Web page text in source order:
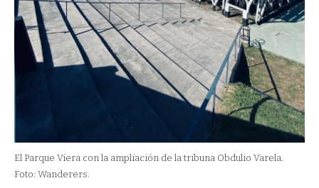
El Parque Viera con la ampliación de la tribuna Obdulio Varela.
Foto: Wanderers.